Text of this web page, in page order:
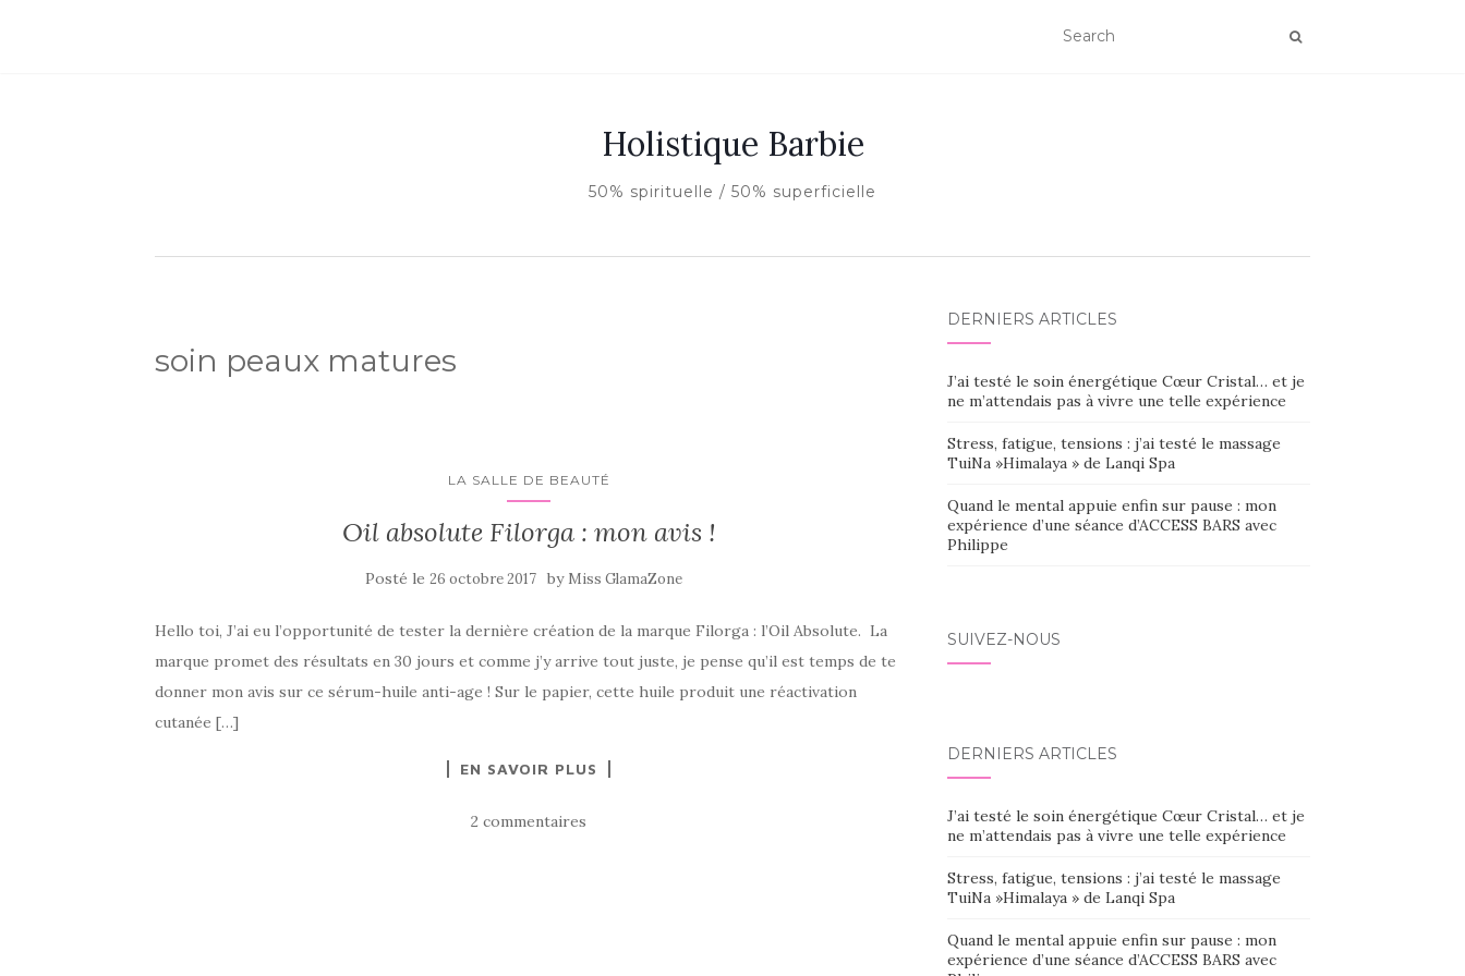
Holistique Barbie
50% spirituelle / 50% superficielle
soin peaux matures
LA SALLE DE BEAUTÉ
Oil absolute Filorga : mon avis !
Posté le 26 octobre 2017 by Miss GlamaZone
Hello toi, J’ai eu l’opportunité de tester la dernière création de la marque Filorga : l’Oil Absolute. La
marque promet des résultats en 30 jours et comme j’y arrive tout juste, je pense qu’il est temps de te
donner mon avis sur ce sérum-huile anti-age ! Sur le papier, cette huile produit une réactivation
cutanée […]
EN SAVOIR PLUS
2 commentaires
DERNIERS ARTICLES
J’ai testé le soin énergétique Cœur Cristal… et je
ne m’attendais pas à vivre une telle expérience
Stress, fatigue, tensions : j’ai testé le massage
TuiNa »Himalaya » de Lanqi Spa
Quand le mental appuie enfin sur pause : mon
expérience d’une séance d’ACCESS BARS avec
Philippe
SUIVEZ-NOUS
DERNIERS ARTICLES
J’ai testé le soin énergétique Cœur Cristal… et je
ne m’attendais pas à vivre une telle expérience
Stress, fatigue, tensions : j’ai testé le massage
TuiNa »Himalaya » de Lanqi Spa
Quand le mental appuie enfin sur pause : mon
expérience d’une séance d’ACCESS BARS avec